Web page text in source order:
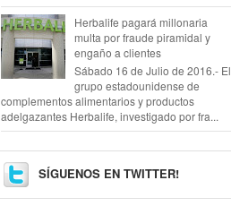
Herbalife pagará millonaria
multa por fraude piramidal y
engaño a clientes
Sábado 16 de Julio de 2016.- El
grupo estadounidense de
complementos alimentarios y productos
adelgazantes Herbalife, investigado por fra...
SÍGUENOS EN TWITTER!